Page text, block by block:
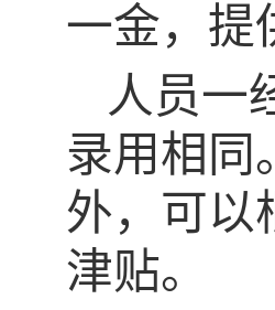
一金，提
人员一
录用相同
外，可以
津贴。